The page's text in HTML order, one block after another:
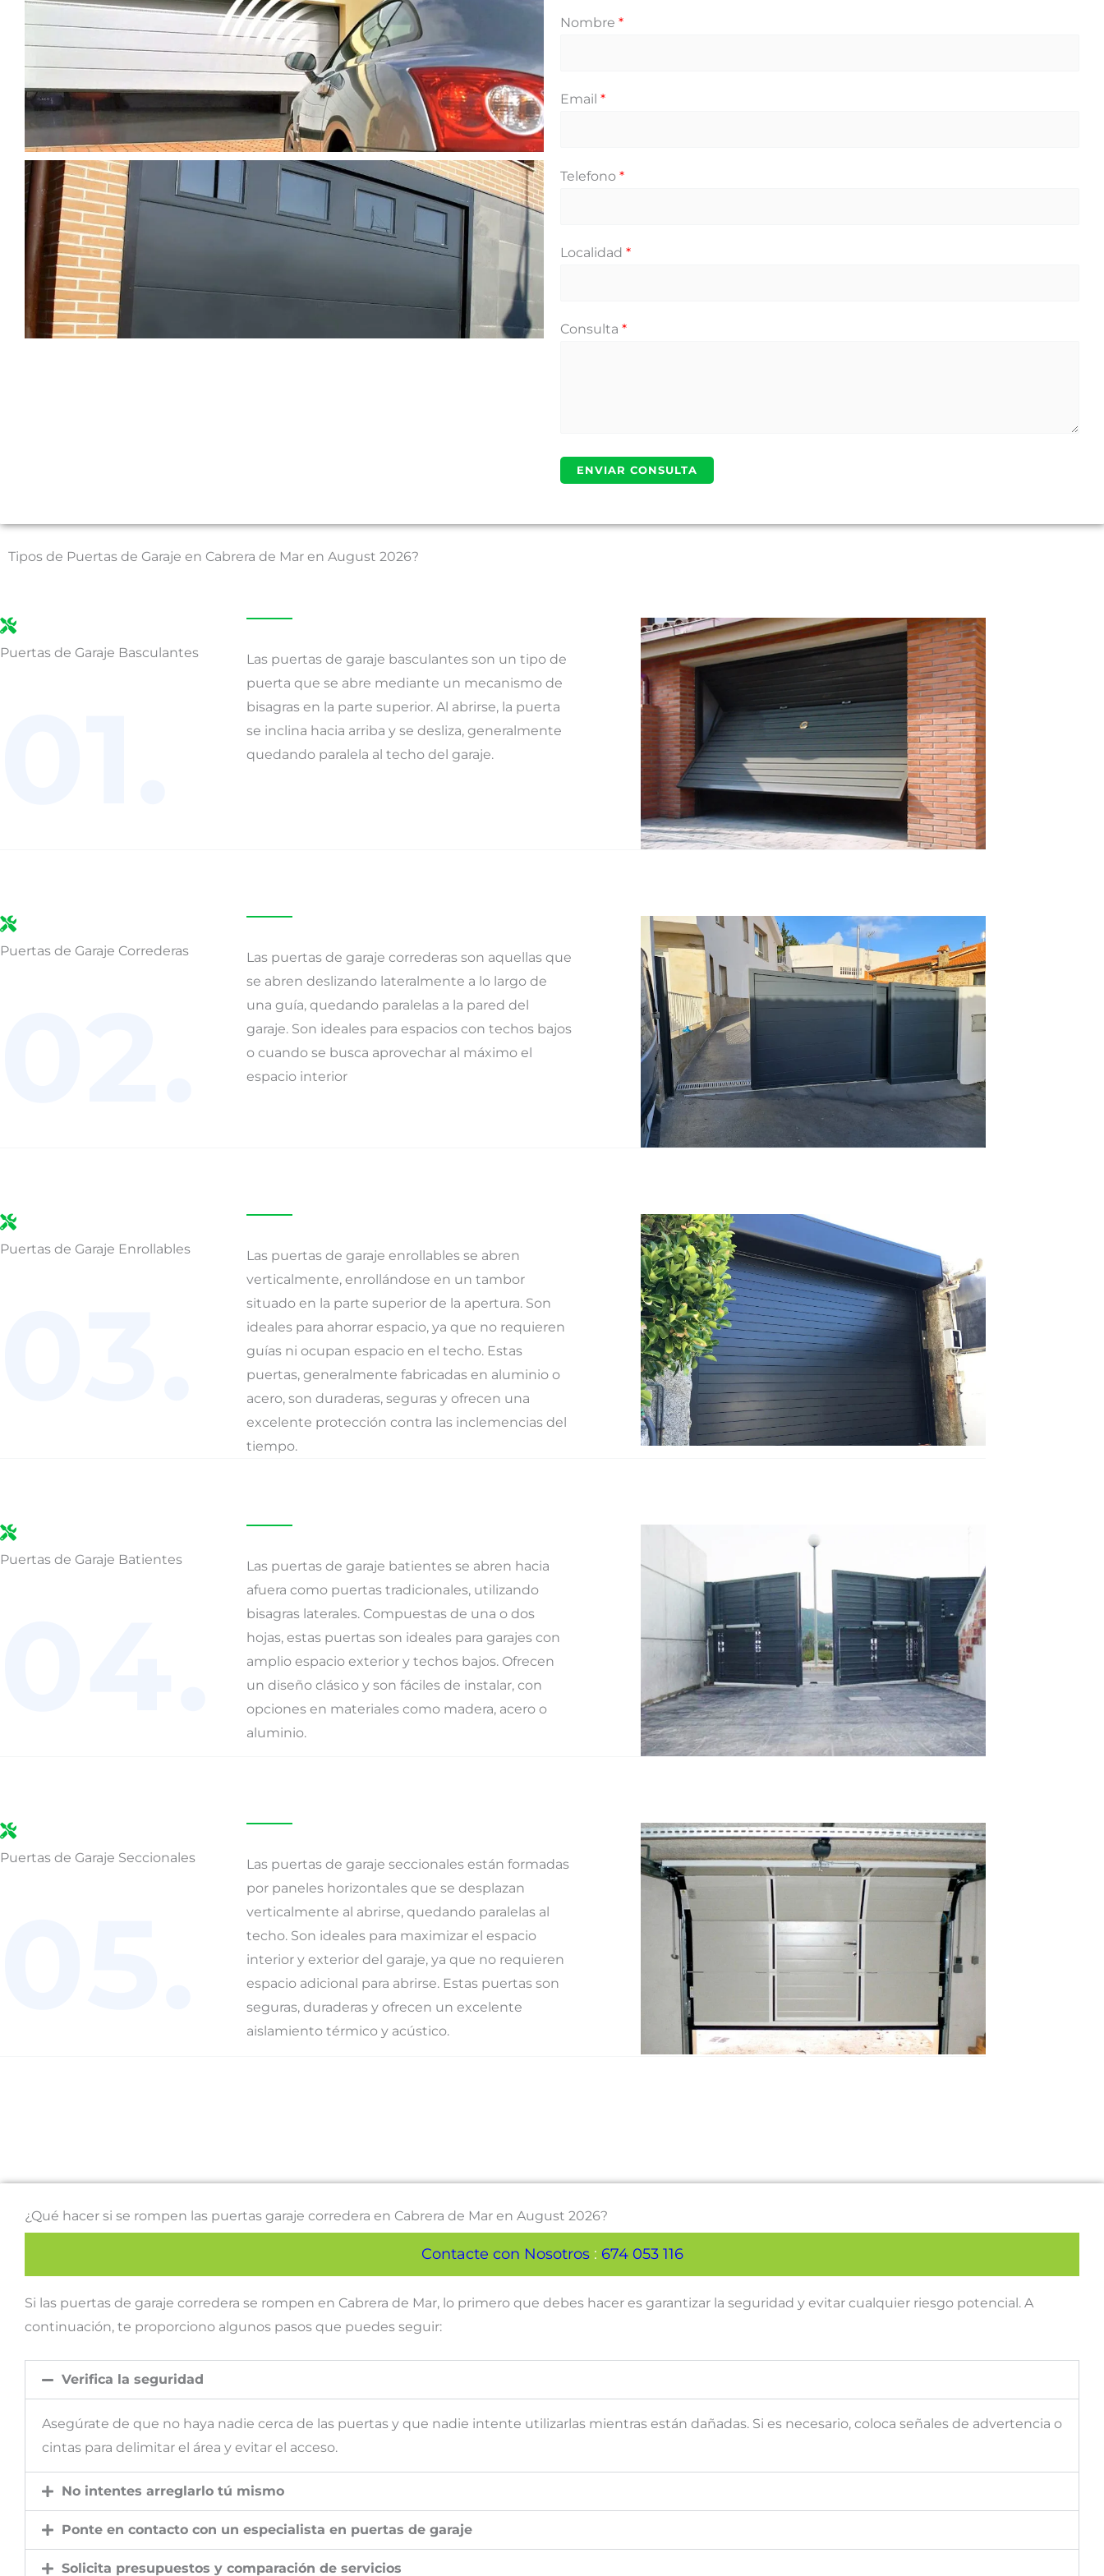
Nombre *
Email *
Telefono *
Localidad *
Consulta *
Tipos de Puertas de Garaje en Cabrera de Mar en August 2026?
Puertas de Garaje Basculantes
Las puertas de garaje basculantes son un tipo de
puerta que se abre mediante un mecanismo de
bisagras en la parte superior. Al abrirse, la puerta
se inclina hacia arriba y se desliza, generalmente
quedando paralela al techo del garaje.
Puertas de Garaje Correderas
Las puertas de garaje correderas son aquellas que
se abren deslizando lateralmente a lo largo de
una guía, quedando paralelas a la pared del
garaje. Son ideales para espacios con techos bajos
o cuando se busca aprovechar al máximo el
espacio interior
Puertas de Garaje Enrollables
Las puertas de garaje enrollables se abren
verticalmente, enrollándose en un tambor
situado en la parte superior de la apertura. Son
ideales para ahorrar espacio, ya que no requieren
guías ni ocupan espacio en el techo. Estas
puertas, generalmente fabricadas en aluminio o
acero, son duraderas, seguras y ofrecen una
excelente protección contra las inclemencias del
tiempo.
Puertas de Garaje Batientes
Las puertas de garaje batientes se abren hacia
afuera como puertas tradicionales, utilizando
bisagras laterales. Compuestas de una o dos
hojas, estas puertas son ideales para garajes con
amplio espacio exterior y techos bajos. Ofrecen
un diseño clásico y son fáciles de instalar, con
opciones en materiales como madera, acero o
aluminio.
Puertas de Garaje Seccionales
Las puertas de garaje seccionales están formadas
por paneles horizontales que se desplazan
verticalmente al abrirse, quedando paralelas al
techo. Son ideales para maximizar el espacio
interior y exterior del garaje, ya que no requieren
espacio adicional para abrirse. Estas puertas son
seguras, duraderas y ofrecen un excelente
aislamiento térmico y acústico.
¿Qué hacer si se rompen las puertas garaje corredera en Cabrera de Mar en August 2026?
Contacte con Nosotros: 674 053 116
Si las puertas de garaje corredera se rompen en Cabrera de Mar, lo primero que debes hacer es garantizar la seguridad y evitar cualquier riesgo potencial. A
continuación, te proporciono algunos pasos que puedes seguir:
Verifica la seguridad
Asegúrate de que no haya nadie cerca de las puertas y que nadie intente utilizarlas mientras están dañadas. Si es necesario, coloca señales de advertencia o
cintas para delimitar el área y evitar el acceso.
No intentes arreglarlo tú mismo
Ponte en contacto con un especialista en puertas de garaje
Solicita presupuestos y comparación de servicios